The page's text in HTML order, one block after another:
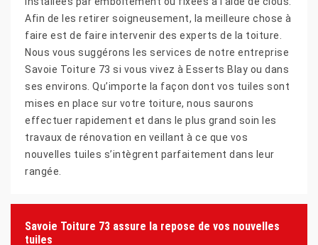
Afin de les retirer soigneusement, la meilleure chose à
faire est de faire intervenir des experts de la toiture.
Nous vous suggérons les services de notre entreprise
Savoie Toiture 73 si vous vivez à Esserts Blay ou dans
ses environs. Qu’importe la façon dont vos tuiles sont
mises en place sur votre toiture, nous saurons
effectuer rapidement et dans le plus grand soin les
travaux de rénovation en veillant à ce que vos
nouvelles tuiles s’intègrent parfaitement dans leur
rangée.
Savoie Toiture 73 assure la repose de vos nouvelles
tuiles